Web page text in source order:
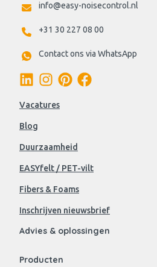
info@easy-noisecontrol.nl
+31 30 227 08 00
Contact ons via WhatsApp
Vacatures
Blog
Duurzaamheid
EASYfelt / PET-vilt
Fibers & Foams
Inschrijven nieuwsbrief
Advies & oplossingen
Producten